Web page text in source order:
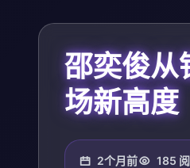
邵奕俊从
场新高度
2个月前 185